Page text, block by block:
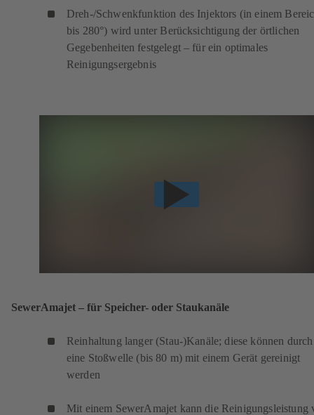
Dreh-/Schwenkfunktion des Injektors (in einem
bis 280°) wird unter Berücksichtigung der örtlichen
Gegebenheiten festgelegt – für ein optimales
Reinigungsergebnis
SewerAmajet – für Speicher- oder Staukanäle
Reinhaltung langer (Stau-)Kanäle; diese können durch
eine Stoßwelle (bis 80 m) mit einem Gerät gereinigt
werden
Mit einem SewerAmajet kann die Reinigungsleistung